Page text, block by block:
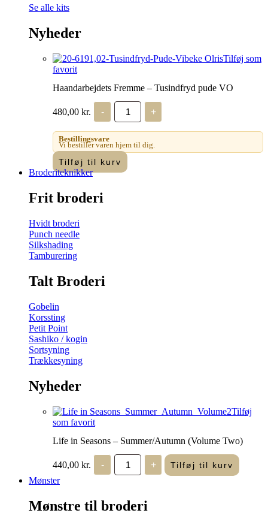
Se alle kits
Nyheder
Tilføj som
favorit
Haandarbejdets Fremme – Tusindfryd pude VO
480,00 kr. -
Haandarbejdets
Fremme
-
Tusindfryd
pude
VO
antal
+
Bestillingsvare
Vi bestiller varen hjem til dig.
Tilføj til kurv
Broderiteknikker
Frit broderi
Hvidt broderi
Punch needle
Silkshading
Tamburering
Talt Broderi
Gobelin
Korssting
Petit Point
Sashiko / kogin
Sortsyning
Trækkesyning
Nyheder
Tilføj
som favorit
Life in Seasons – Summer/Autumn (Volume Two)
440,00 kr. -
Life
Seasons
(Volume
+ Tilføj til kurv
Mønster
Mønstre til broderi